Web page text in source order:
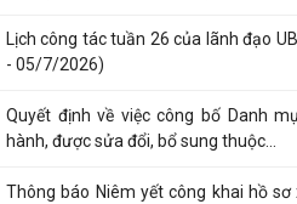
Lịch công tác tuần 26 của lãnh đạo
- 05/7/2026)
Quyết định về việc công bố Danh
hành, được sửa đổi, bổ sung thuộc...
Thông báo Niêm yết công khai hồ